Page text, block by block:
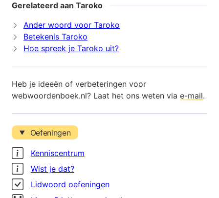
Gerelateerd aan Taroko
Ander woord voor Taroko
Betekenis Taroko
Hoe spreek je Taroko uit?
Heb je ideeën of verbeteringen voor
webwoordenboek.nl? Laat het ons weten via e-mail.
Oefeningen
Kenniscentrum
Wist je dat?
Lidwoord oefeningen